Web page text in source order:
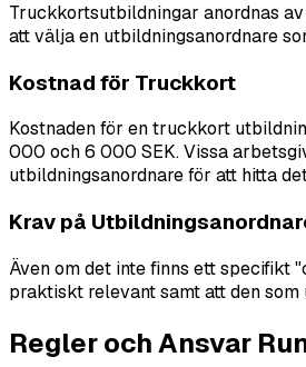
Truckkortsutbildningar anordnas
att välja en utbildningsanordnare
Kostnad för Truckkort
Kostnaden för en truckkort
000 och 6 000 SEK. Vissa
utbildningsanordnare för att hitta
Krav på
Även om det inte finns ett
praktiskt relevant samt att den
Regler och Ansvar